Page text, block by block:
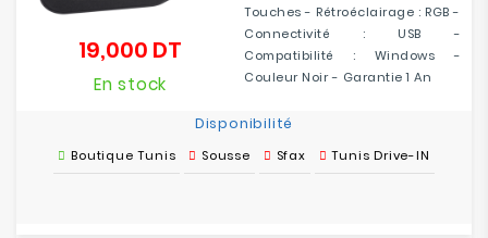
Touches - Rétroéclairage : RGB -
Connectivité : USB -
Compatibilité : Windows -
Couleur Noir - Garantie 1 An
19,000 DT
En stock
Disponibilité
Boutique Tunis Sousse Sfax Tunis Drive-IN